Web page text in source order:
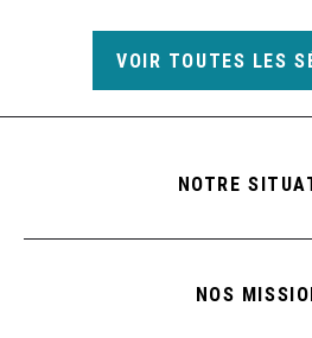
VOIR TOUTES LES
NOTRE
NOS